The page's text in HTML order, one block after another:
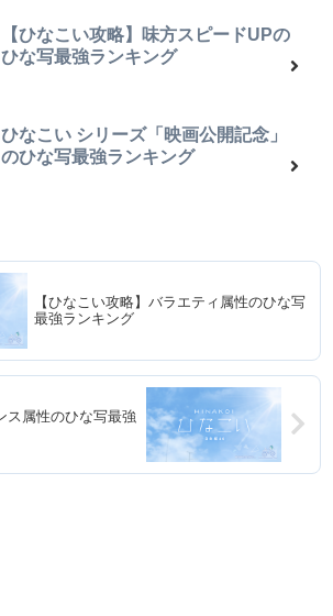
【ひなこい攻略】味方スピードUPの
ひな写最強ランキング
ひなこい シリーズ「映画公開記念」
のひな写最強ランキング
【ひなこい攻略】バラエティ属性のひな写
最強ランキング
ス属性のひな写最強